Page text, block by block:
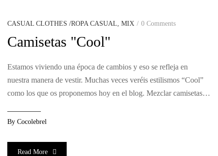
CASUAL CLOTHES /ROPA CASUAL, MIX 0 Comments
Camisetas "Cool"
Estamos viviendo una época de cambios y eso se refleja en
nuestra manera de vestir. Muchas veces veréis estilismos “Cool”
como los que os proponemos hoy en el blog. Mezclar camisetas
sabes llevarlo, es todo un acierto. El resultado; Un look
By Cocolebrel
Read More